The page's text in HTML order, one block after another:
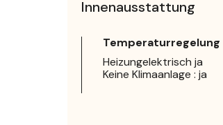
Innenausstattung
Temperaturregelung
Heizungelektrisch ja
Keine Klimaanlage : ja